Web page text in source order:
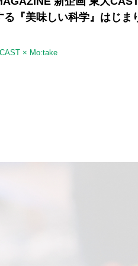
る『美味しい科学』はじま
× Mo:take